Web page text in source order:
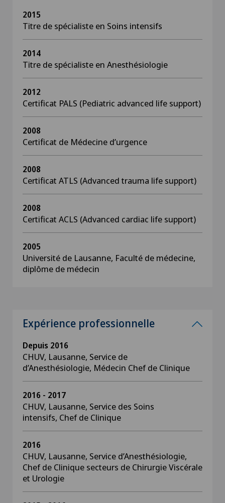
2015
Titre de spécialiste en Soins intensifs
2014
Titre de spécialiste en Anesthésiologie
2012
Certificat PALS (Pediatric advanced life support)
2008
Certificat de Médecine d’urgence
2008
Certificat ATLS (Advanced trauma life support)
2008
Certificat ACLS (Advanced cardiac life support)
2005
Université de Lausanne, Faculté de médecine,
diplôme de médecin
Expérience professionnelle
Depuis 2016
CHUV, Lausanne, Service de
d’Anesthésiologie, Médecin Chef de Clinique
2016 - 2017
CHUV, Lausanne, Service des Soins
intensifs, Chef de Clinique
2016
CHUV, Lausanne, Service d’Anesthésiologie,
Chef de Clinique secteurs de Chirurgie Viscérale
et Urologie